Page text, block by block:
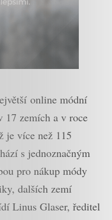
online módní
17 zemích a v roce
je více než 115
s jednoznačným
pro nákup módy
dalších zemí
Linus Glaser, ředitel